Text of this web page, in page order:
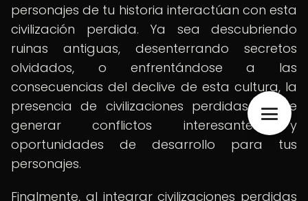
personajes de tu historia interactúan con esta
civilización perdida. Ya sea descubriendo
ruinas antiguas, desenterrando secretos
olvidados, o enfrentándose a las
consecuencias del declive de esta cultura, la
presencia de civilizaciones perdidas puede
generar conflictos interesantes y
oportunidades de desarrollo para tus
personajes.
Finalmente, al integrar civilizaciones perdidas